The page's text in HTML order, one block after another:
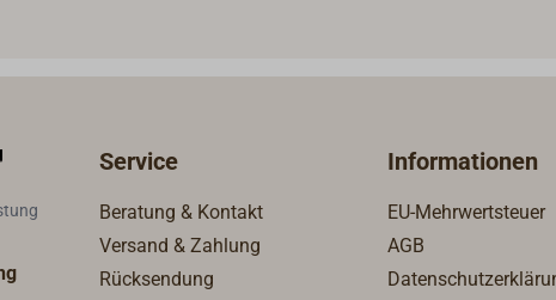
Service
Beratung & Kontakt
Versand & Zahlung
Rücksendung
Informationen
EU-Mehrwertsteuer
AGB